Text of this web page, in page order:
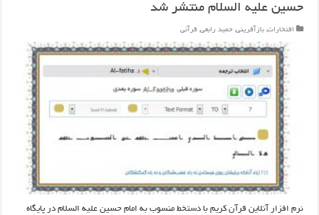
حسین علیه السلام منتشر شد
افتخارات, بازآفرینی, حمید رابعی, قرآنی
نرم افزار آنلاین قرآن کریم با دستخط منسوب به امام حسین علیه السلام در پایگاه